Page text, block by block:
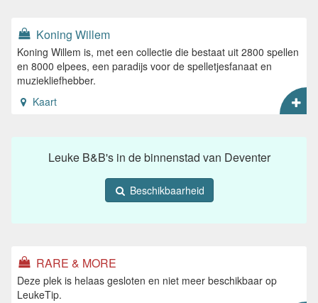
Koning Willem
Koning Willem is, met een collectie die bestaat uit 2800 spellen
en 8000 elpees, een paradijs voor de spelletjesfanaat en
muziekliefhebber.
Kaart
Leuke B&B's in de binnenstad van Deventer
Beschikbaarheid
RARE & MORE
Deze plek is helaas gesloten en niet meer beschikbaar op
LeukeTip.